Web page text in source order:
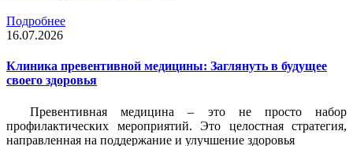
Подробнее
16.07.2026
Клиника превентивной медицины: Заглянуть в будущее
своего здоровья
Превентивная медицина – это не просто набор
профилактических мероприятий. Это целостная стратегия,
направленная на поддержание и улучшение здоровья